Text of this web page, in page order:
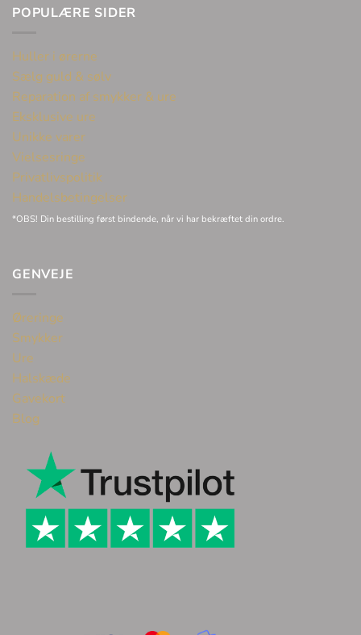
POPULÆRE SIDER
Huller i ørerne
Sælg guld & sølv
Reparation af smykker & ure
Eksklusive ure
Unikke varer
Vielsesringe
Privatlivspolitik
Handelsbetingelser
*OBS! Din bestilling først bindende, når vi har bekræftet din ordre.
GENVEJE
Øreringe
Smykker
Ure
Halskæde
Gavekort
Blog